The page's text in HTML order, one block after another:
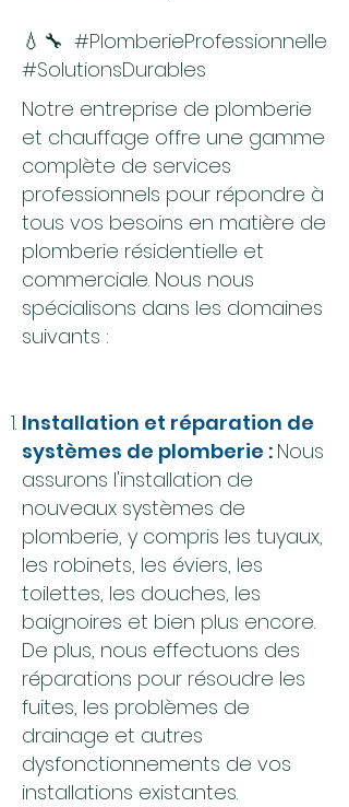
💧🔧 #PlomberieProfessionnelle
#SolutionsDurables
Notre entreprise de plomberie
et chauffage offre une gamme
complète de services
professionnels pour répondre à
tous vos besoins en matière de
plomberie résidentielle et
commerciale. Nous nous
spécialisons dans les domaines
suivants :
Installation et réparation de
systèmes de plomberie : Nous
assurons l'installation de
nouveaux systèmes de
plomberie, y compris les tuyaux,
les robinets, les éviers, les
toilettes, les douches, les
baignoires et bien plus encore.
De plus, nous effectuons des
réparations pour résoudre les
fuites, les problèmes de
drainage et autres
dysfonctionnements de vos
installations existantes.